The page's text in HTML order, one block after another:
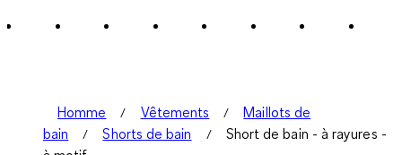
Homme Vêtements
Maillots de
bain
Shorts de bain
Short de bain - à rayures -